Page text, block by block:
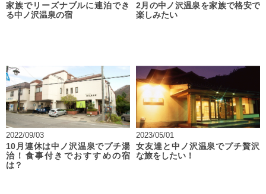
家族でリーズナブルに連泊でき
る中ノ沢温泉の宿
2月の中ノ沢温泉を家族で格安で
楽しみたい
2022/09/03
10月連休は中ノ沢温泉でプチ湯
治！食事付きでおすすめの宿
は？
2023/05/01
女友達と中ノ沢温泉でプチ贅沢
な旅をしたい！